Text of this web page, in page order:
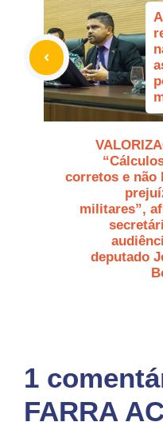
corretos e não
militares”,
deputado
1
FARRA